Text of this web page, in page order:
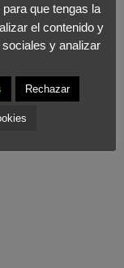
que tengas la
el contenido y
y analizar
Rechazar